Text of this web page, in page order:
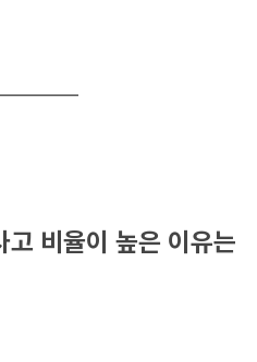
고 비율이 높은 이유는